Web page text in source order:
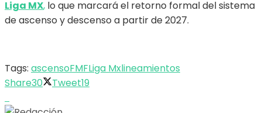
Liga MX, lo que marcará el retorno formal del sistema
de ascenso y descenso a partir de 2027.
Tags: ascensoFMFLiga Mxlineamientos
Share30 Tweet19